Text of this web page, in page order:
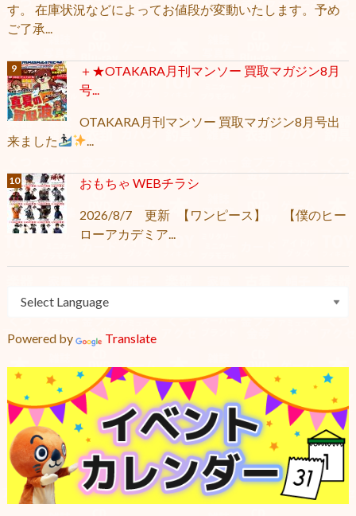
す。 在庫状況などによってお値段が変動いたします。予め
ご了承...
＋★OTAKARA月刊マンソー 買取マガジン8月
号...
OTAKARA月刊マンソー 買取マガジン8月号出
来ました
おもちゃ WEBチラシ
2026/8/7 更新 【ワンピース】 【僕のヒー
ローアカデミア...
Powered by Translate